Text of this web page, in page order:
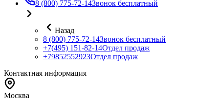
8 (800) 775-72-14Звонок бесплатный
Назад
8 (800) 775-72-14Звонок бесплатный
+7(495) 151-82-14Отдел продаж
+79852552923Отдел продаж
Контактная информация
Москва